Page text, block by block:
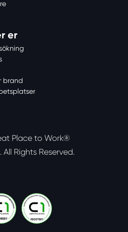
er
brand
Place to Work®
All Rights Reserved.